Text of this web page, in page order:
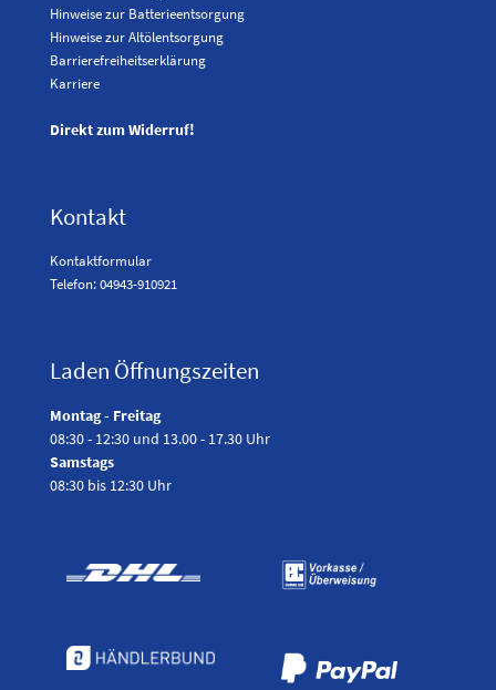
Hinweise zur Batterieentsorgung
Hinweise zur Altölentsorgung
Barrierefreiheitserklärung
Karriere
Direkt zum Widerruf!
Kontakt
Kontaktformular
Telefon: 04943-910921
Laden Öffnungszeiten
Montag - Freitag
08:30 - 12:30 und 13.00 - 17.30 Uhr
Samstags
08:30 bis 12:30 Uhr